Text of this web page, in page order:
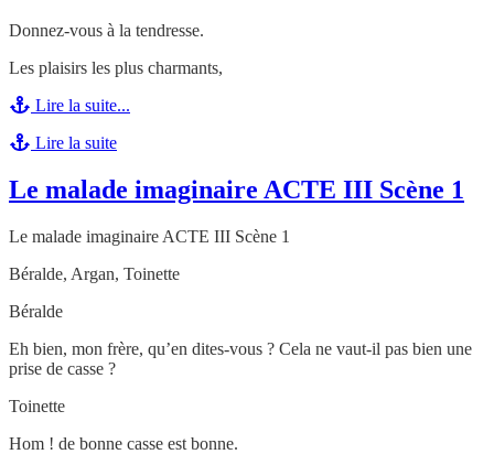
Donnez-vous à la tendresse.
Les plaisirs les plus charmants,
Lire la suite...
Lire la suite
Le malade imaginaire ACTE III Scène 1
Le malade imaginaire ACTE III Scène 1
Béralde, Argan, Toinette
Béralde
Eh bien, mon frère, qu’en dites-vous ? Cela ne vaut-il pas bien une
prise de casse ?
Toinette
Hom ! de bonne casse est bonne.